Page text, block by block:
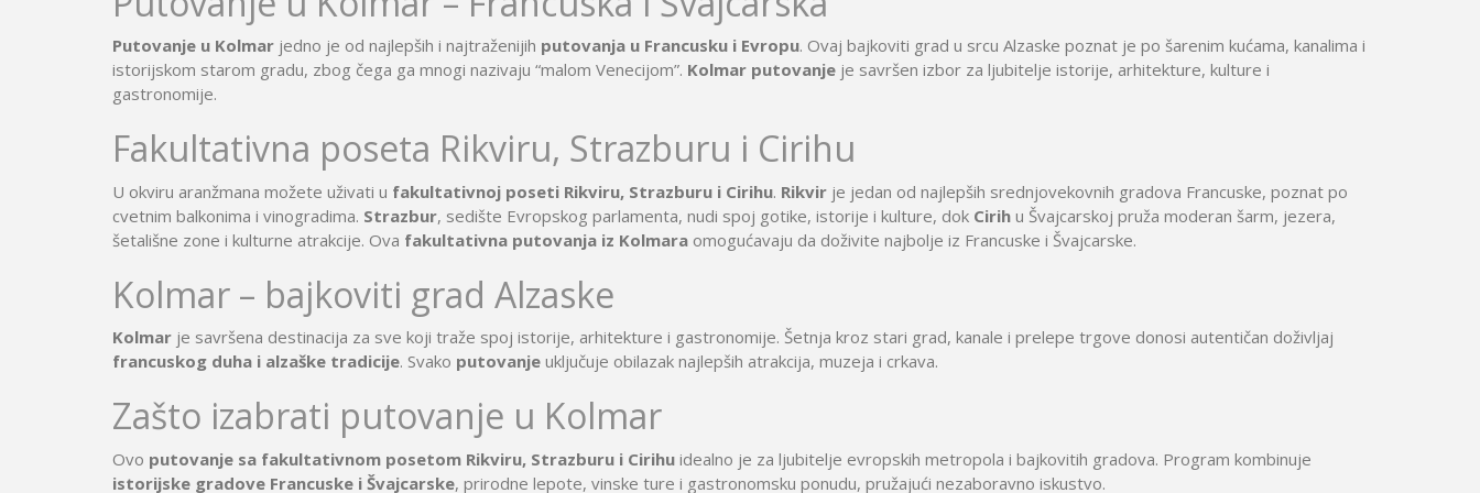
Dobre Vode
Alanja
Krstarenje
guletom
Lošinj
Istra
Dubrovnik
Jadranska
Aja Napa i
Protaras
Limasol
Hurgada
Šarm El Šeik
Krstarenje
Nilom
Ohrid
Banje Srbije
Etno sela
Prag
Pariz Peruđa
Provansa
Portorož
Stokholm
Švajcarska Skandinavija
Sankt
Trebinje
Venecija
Valensija
Vroclav
Temišvar polazak iz Niša
Putovanje u Kolmar jedno je od najlepših i najtraženijih putovanja u Francusku i Evropu. Ovaj bajkoviti grad u srcu Alzaske poznat je po šarenim kućama, kanalima i
istorijskom starom gradu, zbog čega ga mnogi nazivaju “malom Venecijom”. Kolmar putovanje je savršen izbor za ljubitelje istorije, arhitekture, kulture i
gastronomije.
Fakultativna poseta Rikviru, Strazburu i Cirihu
U okviru aranžmana možete uživati u fakultativnoj poseti Rikviru, Strazburu i Cirihu. Rikvir je jedan od najlepših srednjovekovnih gradova Francuske, poznat po
cvetnim balkonima i vinogradima. Strazbur, sedište Evropskog parlamenta, nudi spoj gotike, istorije i kulture, dok Cirih u Švajcarskoj pruža moderan šarm, jezera,
šetališne zone i kulturne atrakcije. Ova fakultativna putovanja iz Kolmara omogućavaju da doživite najbolje iz Francuske i Švajcarske.
Kolmar – bajkoviti grad Alzaske
Kolmar je savršena destinacija za sve koji traže spoj istorije, arhitekture i gastronomije. Šetnja kroz stari grad, kanale i prelepe trgove donosi autentičan doživljaj
francuskog duha i alzaške tradicije. Svako putovanje uključuje obilazak najlepših atrakcija, muzeja i crkava.
Zašto izabrati putovanje u Kolmar
Ovo putovanje sa fakultativnom posetom Rikviru, Strazburu i Cirihu idealno je za ljubitelje evropskih metropola i bajkovitih gradova. Program kombinuje
istorijske gradove Francuske i Švajcarske, prirodne lepote, vinske ture i gastronomsku ponudu, pružajući nezaboravno iskustvo.